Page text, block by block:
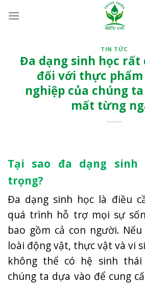
qua
TIN TỨC
Đa dạng sinh học
đối với thực
nghiệp của chúng
mất từng
Tại sao đa dạng sinh
trọng?
Đa dạng sinh học là điều
quá trình hỗ trợ mọi sự
bao gồm cả con người.
loài động vật, thực vật và vi
không thể có hệ sinh
chúng ta dựa vào để cung